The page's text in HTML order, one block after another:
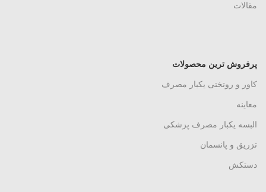
مقالات
پرفروش ترین محصولات
کاور و روتختی یکبار مصرف
معاینه
البسه یکبار مصرف پزشکی
تزریق و پانسمان
دستکش